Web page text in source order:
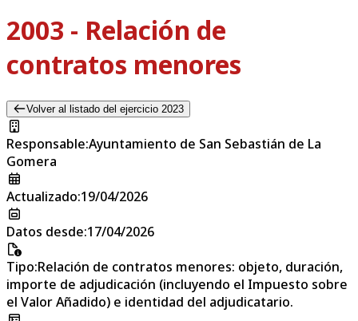
2003 - Relación de
contratos menores
Volver al listado del ejercicio 2023
Responsable:Ayuntamiento de San Sebastián de La
Gomera
Actualizado:19/04/2026
Datos desde:17/04/2026
Tipo:Relación de contratos menores: objeto, duración,
importe de adjudicación (incluyendo el Impuesto sobre
el Valor Añadido) e identidad del adjudicatario.